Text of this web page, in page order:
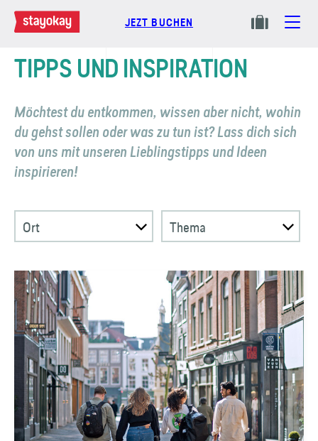
JEZT BUCHEN
TIPPS UND INSPIRATION
Möchtest du entkommen, wissen aber nicht, wohin
du gehst sollen oder was zu tun ist? Lass dich sich
von uns mit unseren Lieblings­tipps und Ideen
inspirieren!
Ort Thema